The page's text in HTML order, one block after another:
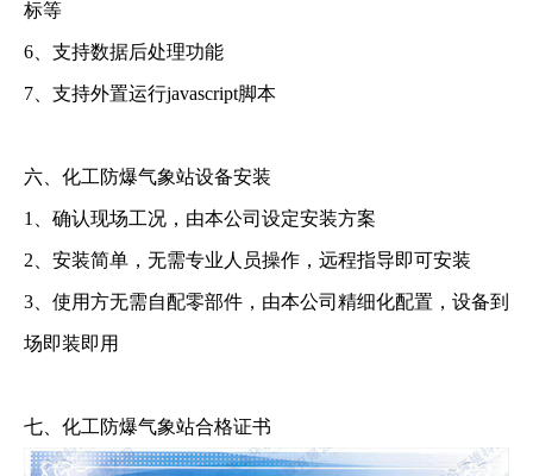
标等
6、支持数据后处理功能
7、支持外置运行javascript脚本
六、化工防爆气象站设备安装
1、确认现场工况，由本公司设定安装方案
2、安装简单，无需专业人员操作，远程指导即可安装
3、使用方无需自配零部件，由本公司精细化配置，设备到
场即装即用
七、化工防爆气象站合格证书